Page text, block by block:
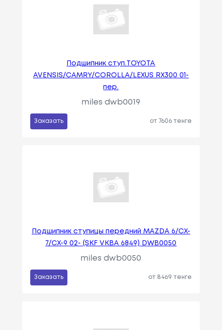
Подшипник ступ.TOYOTA
AVENSIS/CAMRY/COROLLA/LEXUS RX300 01-
пер.
miles dwb0019
Заказать от 7606 тенге
Подшипник ступицы передний MAZDA 6/CX-
7/CX-9 02- (SKF VKBA 6849) DWB0050
miles dwb0050
Заказать от 8469 тенге